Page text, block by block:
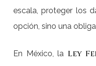
escala, proteger los
opción, sino una
En México, la Ley